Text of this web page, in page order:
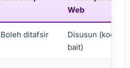
Web
Boleh ditafsir
Disusun (kod
bait)